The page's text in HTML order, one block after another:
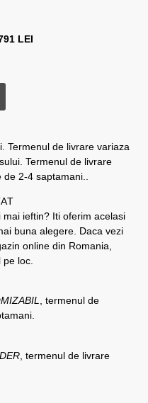
LEI
Termenul de livrare variaza
Termenul de livrare
2-4 saptamani..
ieftin? Iti oferim acelasi
buna alegere. Daca vezi
online din Romania,
loc.
, termenul de
, termenul de livrare